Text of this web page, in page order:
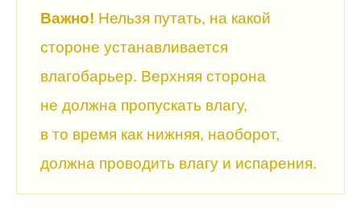
Важно! Нельзя путать, на какой
стороне устанавливается
влагобарьер. Верхняя сторона
не должна пропускать влагу,
в то время как нижняя, наоборот,
должна проводить влагу и испарения.